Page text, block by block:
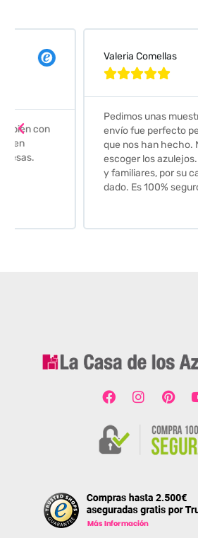
Valeria Comellas
Pedimos unas muestras de azulejos
envío fue perfecto pero lo mejor ha
que nos han hecho. Nos guiaron y
escoger los azulejos. Lo aconsejo
y familiares, por su calidad y la
dado. Es 100% seguro y fiable.